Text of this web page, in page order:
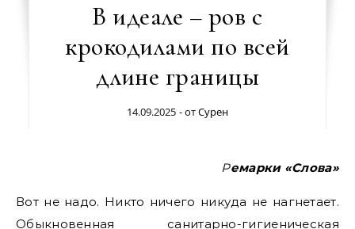
В идеале – ров с
крокодилами по всей
длине границы
14.09.2025 - отСурен
Ремарки «Слова»
Вот не надо. Никто ничего никуда не нагнетает.
Обыкновенная санитарно-гигиеническая